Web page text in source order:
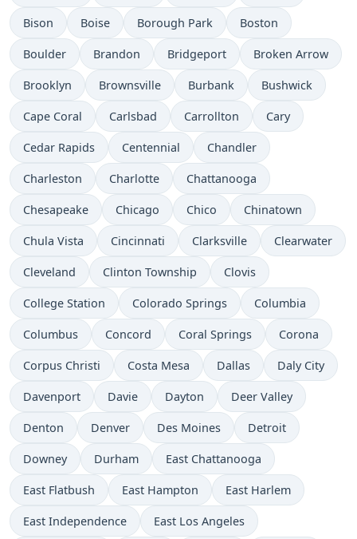
Bison Boise Borough Park Boston
Boulder Brandon Bridgeport Broken Arrow
Brooklyn Brownsville Burbank Bushwick
Cape Coral Carlsbad Carrollton Cary
Cedar Rapids Centennial Chandler
Charleston Charlotte Chattanooga
Chesapeake Chicago Chico Chinatown
Chula Vista Cincinnati Clarksville Clearwater
Cleveland Clinton Township Clovis
College Station Colorado Springs Columbia
Columbus Concord Coral Springs Corona
Corpus Christi Costa Mesa Dallas Daly City
Davenport Davie Dayton Deer Valley
Denton Denver Des Moines Detroit
Downey Durham East Chattanooga
East Flatbush East Hampton East Harlem
East Independence East Los Angeles